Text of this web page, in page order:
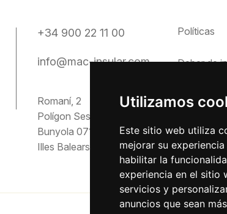
Utilizamos
Este sitio web utiliza
mejorar su
habilitar la
experiencia en el sitio
servicios y
anuncios que sean
+34 900 22 11 00
info@mac-insular.com
Romaní, 2
Polígon Ses Veles
Bunyola 07193
Illes Balears
Políticas
Deber de
Canal ético
Preguntas
Descargas